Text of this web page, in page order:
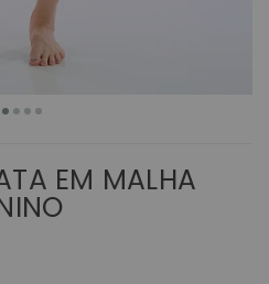
EM MALHA